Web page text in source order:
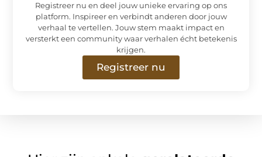
Registreer nu en deel jouw unieke ervaring op ons
platform. Inspireer en verbindt anderen door jouw
verhaal te vertellen. Jouw stem maakt impact en
versterkt een community waar verhalen écht betekenis
krijgen.
Registreer nu